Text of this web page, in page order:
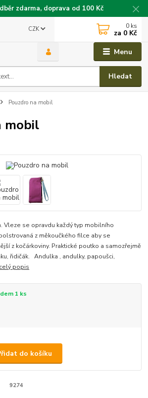
zdarma, doprava od 100 Kč
Menu
CZK
Hledat
0 ks
za 0 Kč
Pouzdro na mobil
mobil
Vleze se opravdu každý typ mobilního
z měkoučkého filce aby se
z kočárkoviny. Praktické poutko a samozřejmě
řidičák. Andulka , andulky, papoušci,
celý popis
1 ks
do košíku
9274